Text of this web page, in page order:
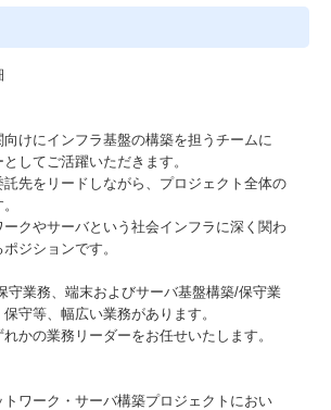
けにインフラ基盤の構築を担うチームに
してご活躍いただきます。
先をリードしながら、プロジェクト全体の
クやサーバという社会インフラに深く関わ
ジションです。
守業務、端末およびサーバ基盤構築/保守業
守等、幅広い業務があります。
かの業務リーダーをお任せいたします。
ワーク・サーバ構築プロジェクトにおい